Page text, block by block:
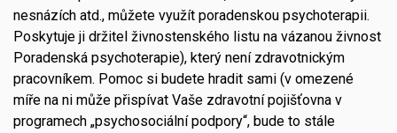
nesnázích atd., můžete využít poradenskou psychoterapii.
Poskytuje ji držitel živnostenského listu na vázanou živnost
Poradenská psychoterapie), který není zdravotnickým
pracovníkem. Pomoc si budete hradit sami (v omezené
míře na ni může přispívat Vaše zdravotní pojišťovna v
programech „psychosociální podpory“, bude to stále